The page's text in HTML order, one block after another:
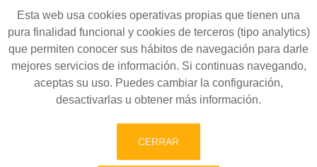
Esta web usa cookies operativas propias que tienen una
pura finalidad funcional y cookies de terceros (tipo analytics)
que permiten conocer sus hábitos de navegación para darle
mejores servicios de información. Si continuas navegando,
aceptas su uso. Puedes cambiar la configuración,
desactivarlas u obtener más información.
CERRAR